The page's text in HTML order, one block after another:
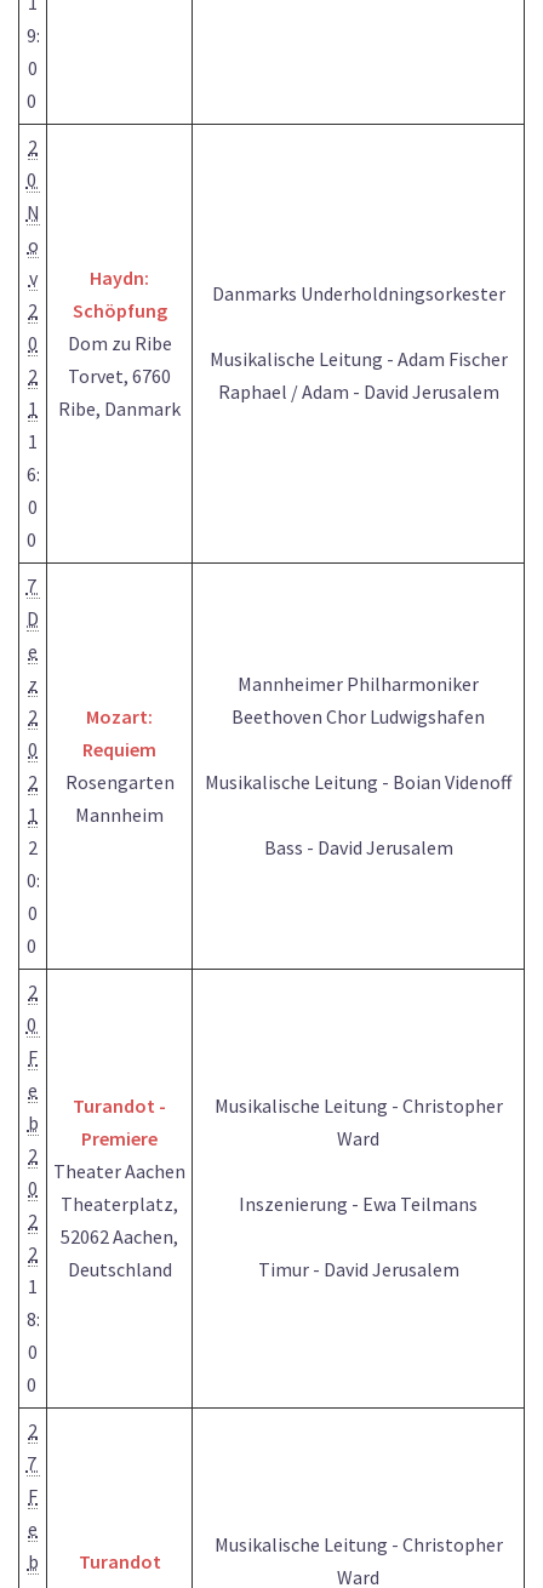
9:
0
0
2
0
N
o
v
2
0
2
1
1
6:
0
0
Haydn:
Schöpfung
Dom zu Ribe
Torvet, 6760
Ribe, Danmark
Danmarks Underholdningsorkester
Musikalische Leitung - Adam Fischer
Raphael / Adam - David Jerusalem
7
D
e
z
2
0
2
1
2
0:
0
0
Mozart:
Requiem
Rosengarten
Mannheim
Mannheimer Philharmoniker
Beethoven Chor Ludwigshafen
Musikalische Leitung - Boian Videnoff
Bass - David Jerusalem
2
0
F
e
b
2
0
2
2
1
8:
0
0
Turandot -
Premiere
Theater Aachen
Theaterplatz,
52062 Aachen,
Deutschland
Musikalische Leitung - Christopher
Ward
Inszenierung - Ewa Teilmans
Timur - David Jerusalem
2
7
F
e
b
Turandot
Musikalische Leitung - Christopher
Ward